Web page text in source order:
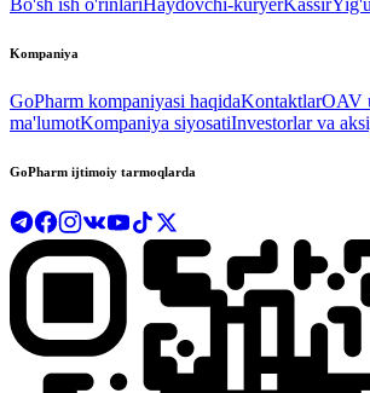
Bo'sh ish o'rinlariHaydovchi-kuryerKassir
Kompaniya
GoPharm kompaniyasi haqidaKontaktlarOAV
ma'lumotKompaniya siyosatiInvestorlar va
GoPharm ijtimoiy tarmoqlarda